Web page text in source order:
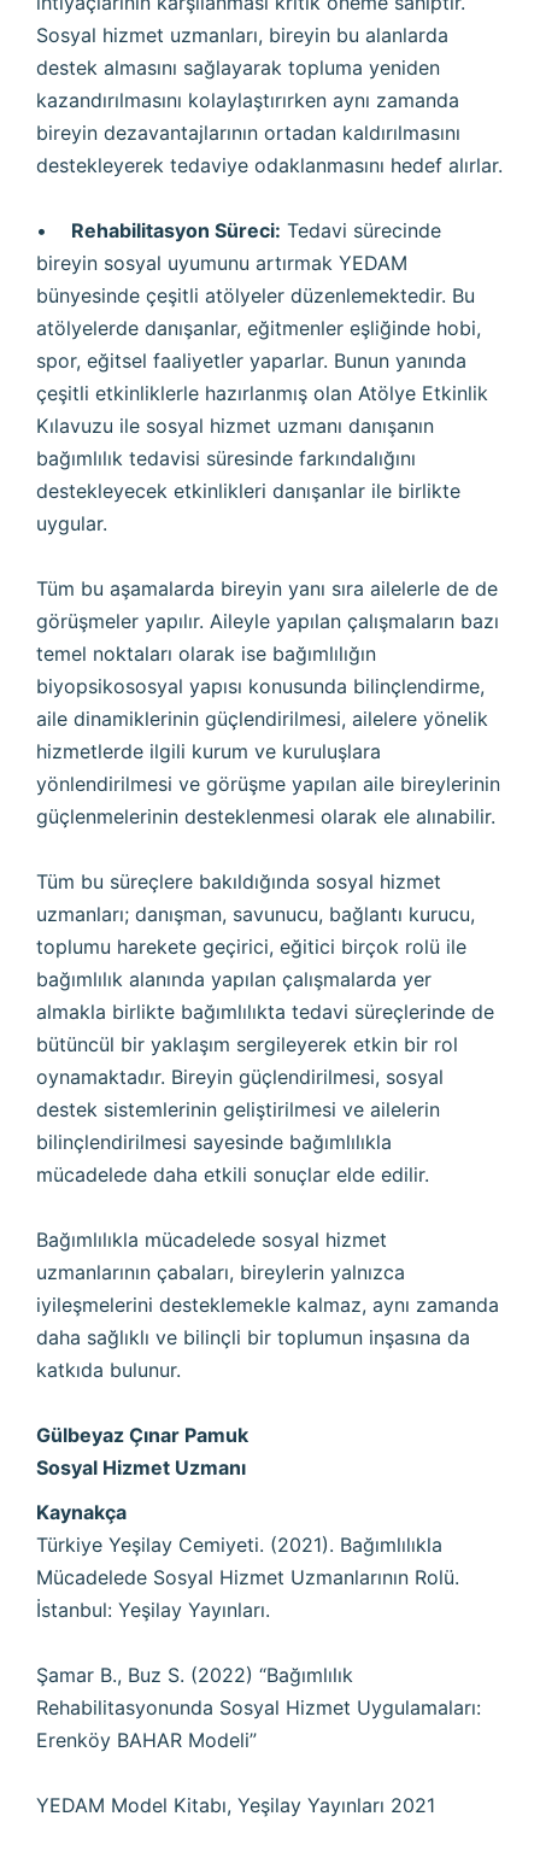
Sosyal hizmet uzmanları, bireyin bu alanlarda
destek almasını sağlayarak topluma yeniden
kazandırılmasını kolaylaştırırken aynı zamanda
bireyin dezavantajlarının ortadan kaldırılmasını
destekleyerek tedaviye odaklanmasını hedef alırlar.
• Rehabilitasyon Süreci: Tedavi sürecinde
bireyin sosyal uyumunu artırmak YEDAM
bünyesinde çeşitli atölyeler düzenlemektedir. Bu
atölyelerde danışanlar, eğitmenler eşliğinde hobi,
spor, eğitsel faaliyetler yaparlar. Bunun yanında
çeşitli etkinliklerle hazırlanmış olan Atölye Etkinlik
Kılavuzu ile sosyal hizmet uzmanı danışanın
bağımlılık tedavisi süresinde farkındalığını
destekleyecek etkinlikleri danışanlar ile birlikte
uygular.
Tüm bu aşamalarda bireyin yanı sıra ailelerle de de
görüşmeler yapılır. Aileyle yapılan çalışmaların bazı
temel noktaları olarak ise bağımlılığın
biyopsikososyal yapısı konusunda bilinçlendirme,
aile dinamiklerinin güçlendirilmesi, ailelere yönelik
hizmetlerde ilgili kurum ve kuruluşlara
yönlendirilmesi ve görüşme yapılan aile bireylerinin
güçlenmelerinin desteklenmesi olarak ele alınabilir.
Tüm bu süreçlere bakıldığında sosyal hizmet
uzmanları; danışman, savunucu, bağlantı kurucu,
toplumu harekete geçirici, eğitici birçok rolü ile
bağımlılık alanında yapılan çalışmalarda yer
almakla birlikte bağımlılıkta tedavi süreçlerinde de
bütüncül bir yaklaşım sergileyerek etkin bir rol
oynamaktadır. Bireyin güçlendirilmesi, sosyal
destek sistemlerinin geliştirilmesi ve ailelerin
bilinçlendirilmesi sayesinde bağımlılıkla
mücadelede daha etkili sonuçlar elde edilir.
Bağımlılıkla mücadelede sosyal hizmet
uzmanlarının çabaları, bireylerin yalnızca
iyileşmelerini desteklemekle kalmaz, aynı zamanda
daha sağlıklı ve bilinçli bir toplumun inşasına da
katkıda bulunur.
Gülbeyaz Çınar Pamuk
Sosyal Hizmet Uzmanı
Kaynakça
Türkiye Yeşilay Cemiyeti. (2021). Bağımlılıkla
Mücadelede Sosyal Hizmet Uzmanlarının Rolü.
İstanbul: Yeşilay Yayınları.
Şamar B., Buz S. (2022) “Bağımlılık
Rehabilitasyonunda Sosyal Hizmet Uygulamaları:
Erenköy BAHAR Modeli”
YEDAM Model Kitabı, Yeşilay Yayınları 2021